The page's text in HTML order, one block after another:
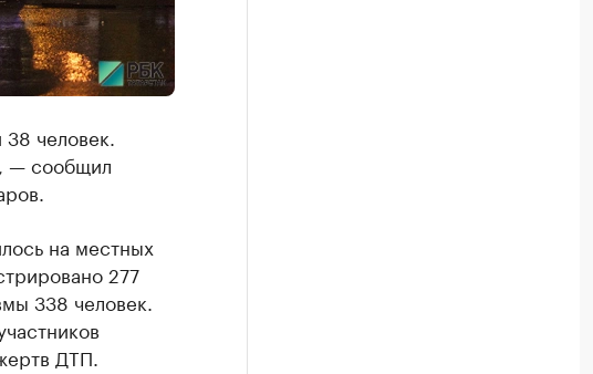
человек.
— сообщил
на местных
277
338 человек.
ДТП.